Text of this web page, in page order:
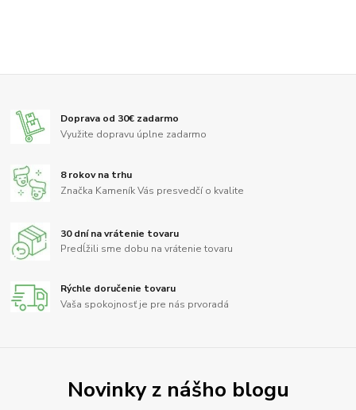
Doprava od 30€ zadarmo
Využite dopravu úplne zadarmo
8 rokov na trhu
Značka Kameník Vás presvedčí o kvalite
30 dní na vrátenie tovaru
Predĺžili sme dobu na vrátenie tovaru
Rýchle doručenie tovaru
Vaša spokojnosť je pre nás prvoradá
Novinky z nášho blogu